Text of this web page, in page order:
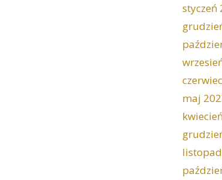
styczeń
maj